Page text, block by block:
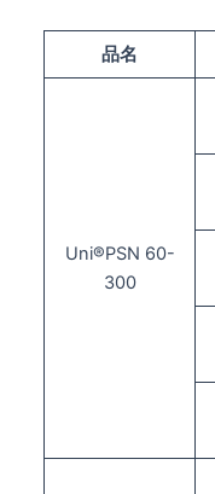
品名
Uni®PSN 60-
300